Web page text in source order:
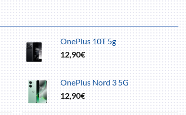
OnePlus 10T 5g
12,90€
OnePlus Nord 3 5G
12,90€